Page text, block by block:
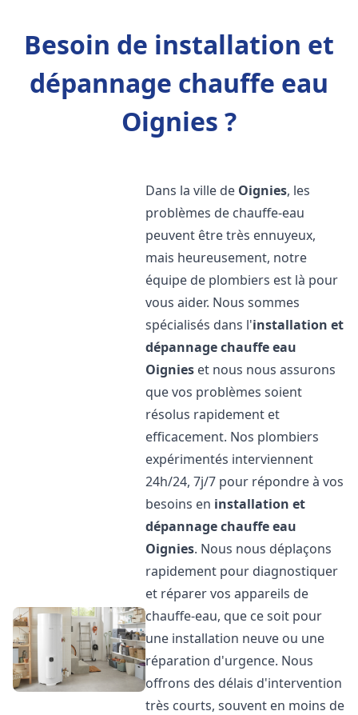
Besoin de installation et
dépannage chauffe eau
Oignies ?
Dans la ville de Oignies, les
problèmes de chauffe-eau
peuvent être très ennuyeux,
mais heureusement, notre
équipe de plombiers est là pour
vous aider. Nous sommes
spécialisés dans l'installation et
dépannage chauffe eau
Oignies et nous nous assurons
que vos problèmes soient
résolus rapidement et
efficacement. Nos plombiers
expérimentés interviennent
24h/24, 7j/7 pour répondre à vos
besoins en installation et
dépannage chauffe eau
Oignies. Nous nous déplaçons
rapidement pour diagnostiquer
et réparer vos appareils de
chauffe-eau, que ce soit pour
une installation neuve ou une
réparation d'urgence. Nous
offrons des délais d'intervention
très courts, souvent en moins de